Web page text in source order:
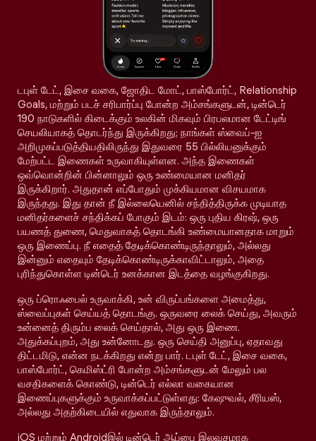
டபுள் டேட், இசை வகை, ஜோதிட மோட், பாஸ்போர்ட், Relationship
Goals, மற்றும் படச் சரிபார்ப்பு போன்ற அம்சங்களுடன், டின்டெர்
190 நாடுகளில் கிடைக்கும் உலகின் மிகவும் பிரபலமான டேட்டிங்
செயலியாகத் தொடர்ந்து இருக்கிறது; நாங்கள் ஸ்வைப்-ஐ
அறிமுகப்படுத்தியதிலிருந்து இதுவரை 55 பில்லியனுக்கும்
மேற்பட்ட இணைகள் உருவாகியுள்ளன. அந்த இணைகள்
ஒவ்வொன்றின் பின்னாலும் ஒரு உண்மையான மனிதர்
இருக்கிறார். அதுதான் எப்போதும் முக்கியமான விசயமாக
இருந்தது. இது தான் நீ இல்லையெனில் சந்தித்திருக்க முடியாத
மனிதர்களைச் சந்திக்கப் போகும் இடம்: ஒரு புதிய கிரஷ், ஒரு
பயணத் துணை, மெதுவாகத் தொடங்கி உண்மையானதாக மாறும்
ஒரு இணைப்பு. நீ எதைத் தேடிக்கொண்டிருந்தாலும், அல்லது
இன்னும் எதையும் தேடிக்கொண்டிருக்காவிட்டாலும், அதை
புரிந்துகொள்ள டின்டெர் உனக்கான இடத்தை வழங்குகிறது.
ஒரு ப்ரொஃபைல் உருவாக்கி, உன் விருப்பங்களை அமைத்து,
ஸ்வைப்புகள் செய்யத் தொடங்கு. ஒருவரை லைக் செய்து, அவரும்
உன்னைத் திரும்ப லைக் செய்தால், அது ஒரு இணை.
அதுக்கப்புறம், அது உன்னோடது. ஒரு செய்தி அனுப்பு, ஏதாவது
திட்டமிடு, என்ன நடக்கிறது என்று பார். டபுள் டேட், இசை வகை,
பாஸ்போர்ட், கெமிஸ்ட்ரி போன்ற அம்சங்களுடன் மேலும் பல
வசதிகளைக் கொண்டு, டின்டெர் எல்லா வகையான
இணைப்புகளுக்கும் உருவாக்கப்பட்டுள்ளது: கேஷுவல், சீரியஸ்,
அல்லது அதற்கிடையில் எதுவாக இருந்தாலும்.
iOS மற்றும் Androidஇல் டின்டெர் ஆப்பை இலவசமாக